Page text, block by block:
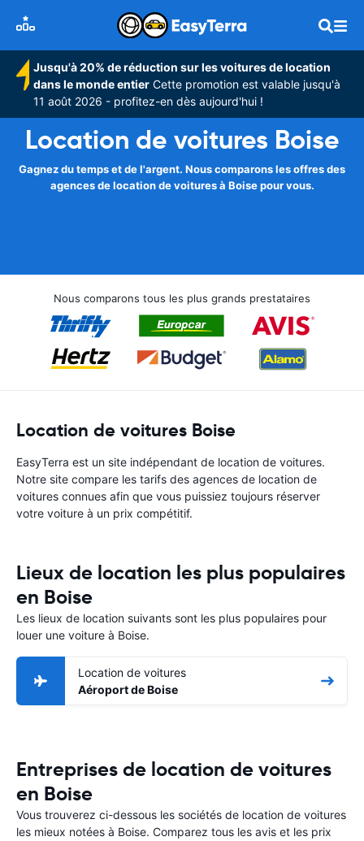
Jusqu'à 20% de réduction sur les voitures de location
dans le monde entier Cette promotion est valable jusqu'à
11 août 2026 - profitez-en dès aujourd'hui !
Location de voitures Boise
Gagnez du temps et de l'argent. Nous comparons les offres des
agences de location de voitures à Boise pour vous.
Nous comparons tous les plus grands prestataires
Location de voitures Boise
EasyTerra est un site indépendant de location de voitures.
Notre site compare les tarifs des agences de location de
voitures connues afin que vous puissiez toujours réserver
votre voiture à un prix compétitif.
Lieux de location les plus populaires
en Boise
Les lieux de location suivants sont les plus populaires pour
louer une voiture à Boise.
Location de voitures
Aéroport de Boise
Entreprises de location de voitures
en Boise
Vous trouverez ci-dessous les sociétés de location de voitures
les mieux notées à Boise. Comparez tous les avis et les prix